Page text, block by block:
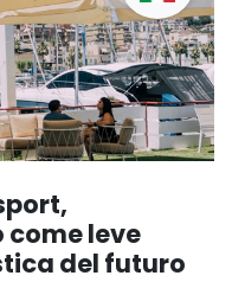
leve
del futuro